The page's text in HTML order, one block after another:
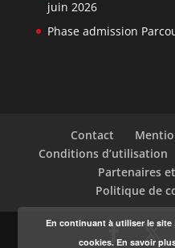
juin 2026
Phase admission
Contact
Conditions d’utilisation
Partenaires
Politique de
En continuant à utiliser le
cookies. En savoir